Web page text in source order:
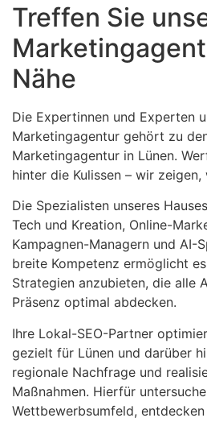
Treffen Sie
Nähe
Die Expertinnen und Experten
Marketingagentur gehört zu
Marketingagentur in Lünen.
hinter die Kulissen – wir
Die Spezialisten unseres
Tech und Kreation, Online-
Kampagnen-Managern und AI-
breite Kompetenz ermöglicht
Strategien anzubieten, die alle
Präsenz optimal abdecken.
Ihre Lokal-SEO-Partner
gezielt für Lünen und darüber
regionale Nachfrage und
Maßnahmen. Hierfür
Wettbewerbsumfeld,